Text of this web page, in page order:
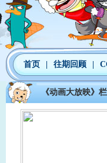
首页 往期回顾
《动画大放映》